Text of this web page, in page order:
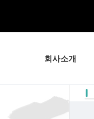
회사소개